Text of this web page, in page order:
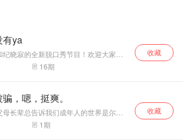
陵中击败深渊怪
兽，知名作家糖衣
古典，书写永远未
有ya
晓寂的全新脱口秀节目！欢迎大家支
16期
收藏
，嗯，挺爽。
长辈总告诉我们成年人的世界是尔虞
今整理思路，身边的挺多人为了钱，为
欲望，骗财骗色。在当下渣男渣女在某
1期
收藏